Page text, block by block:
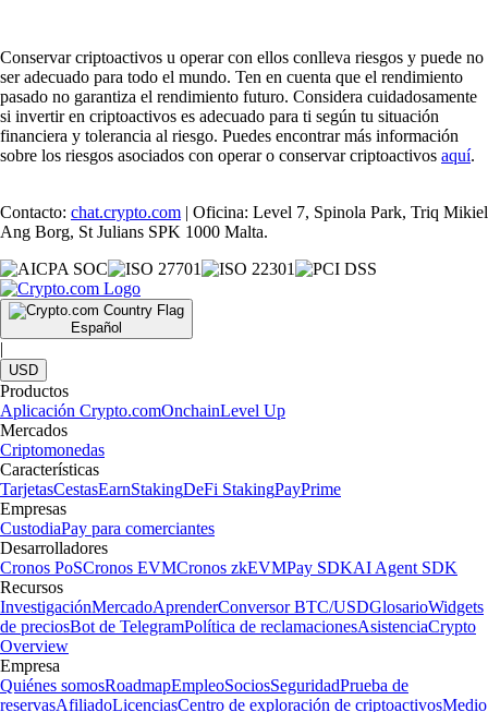
Conservar criptoactivos u operar con ellos conlleva riesgos y puede no
ser adecuado para todo el mundo. Ten en cuenta que el rendimiento
pasado no garantiza el rendimiento futuro. Considera cuidadosamente
si invertir en criptoactivos es adecuado para ti según tu situación
financiera y tolerancia al riesgo. Puedes encontrar más información
sobre los riesgos asociados con operar o conservar criptoactivos aquí.
Contacto: chat.crypto.com | Oficina: Level 7, Spinola Park, Triq Mikiel
Ang Borg, St Julians SPK 1000 Malta.
Español
|
USD
Productos
Aplicación Crypto.comOnchainLevel Up
Mercados
Criptomonedas
Características
TarjetasCestasEarnStakingDeFi StakingPayPrime
Empresas
CustodiaPay para comerciantes
Desarrolladores
Cronos PoSCronos EVMCronos zkEVMPay SDKAI Agent SDK
Recursos
InvestigaciónMercadoAprenderConversor BTC/USDGlosarioWidgets
de preciosBot de TelegramPolítica de reclamacionesAsistenciaCrypto
Overview
Empresa
Quiénes somosRoadmapEmpleoSociosSeguridadPrueba de
reservasAfiliadoLicenciasCentro de exploración de criptoactivosMedio